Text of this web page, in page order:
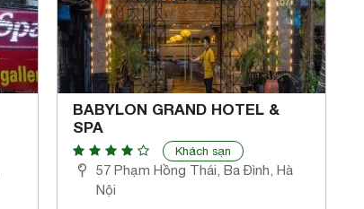
BABYLON GRAND HOTEL &
SPA
Khách sạn
57 Phạm Hồng Thái, Ba Đình, Hà
Nội